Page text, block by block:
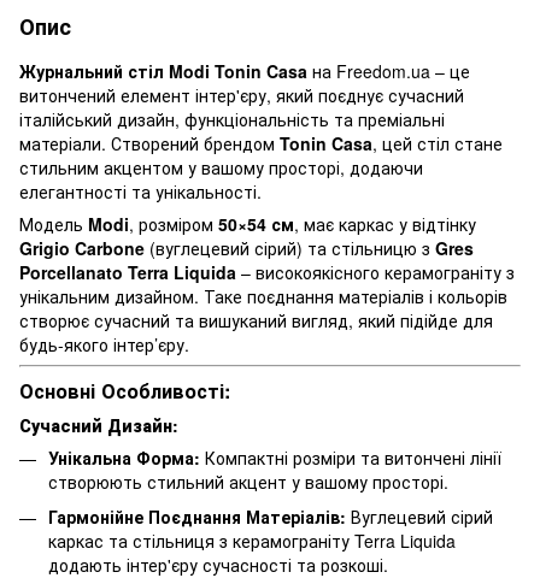
Опис
Журнальний стіл Modi Tonin Casa на Freedom.ua – це
витончений елемент інтер'єру, який поєднує сучасний
італійський дизайн, функціональність та преміальні
матеріали. Створений брендом Tonin Casa, цей стіл стане
стильним акцентом у вашому просторі, додаючи
елегантності та унікальності.
Модель Modi, розміром 50×54 см, має каркас у відтінку
Grigio Carbone (вуглецевий сірий) та стільницю з Gres
Porcellanato Terra Liquida – високоякісного керамограніту з
унікальним дизайном. Таке поєднання матеріалів і кольорів
створює сучасний та вишуканий вигляд, який підійде для
будь-якого інтер’єру.
Основні Особливості:
Сучасний Дизайн:
Унікальна Форма: Компактні розміри та витончені лінії
створюють стильний акцент у вашому просторі.
Гармонійне Поєднання Матеріалів: Вуглецевий сірий
каркас та стільниця з керамограніту Terra Liquida
додають інтер'єру сучасності та розкоші.